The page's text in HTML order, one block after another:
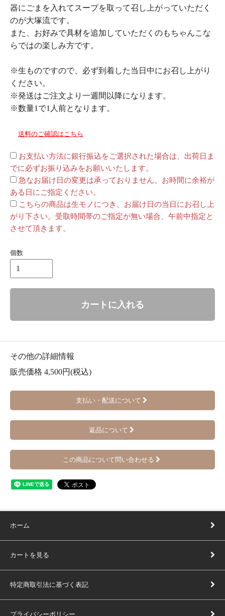
器にごまを入れてスープを取って召し上がっていただく
のが大塚流です。
また、お好みで具材を追加していただくのもちゃんこな
らではの楽しみ方です。
※生ものですので、必ず到着した当日中にお召し上がり
ください。
※発送はご注文より一週間以降になります。
※数量1で1人前となります。
送料のご確認はこちら
お支払い方法に銀行振込をご選択された場合は、出荷日ま
でに必ずお振り込みをお願いいたします。
急なお届け日の変更は承っておりません。お時間に余裕が
ある日にご指定ください。
こちらの商品は生モノにつき、お届け日の当日にお召し上
がり下さい。受取時間帯のご指定が無い場合、午前中指定と
させて頂きます。
個数
カートに入れる
その他の詳細情報
販売価格 4,500円(税込)
支払い・配送について
返品について
この商品について問い合わせる
ホーム
カートを見る
特定商取引法に基づく表記
プライバシーポリシー